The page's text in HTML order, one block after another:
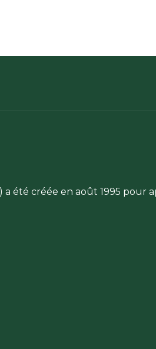
a été créée en août 1995